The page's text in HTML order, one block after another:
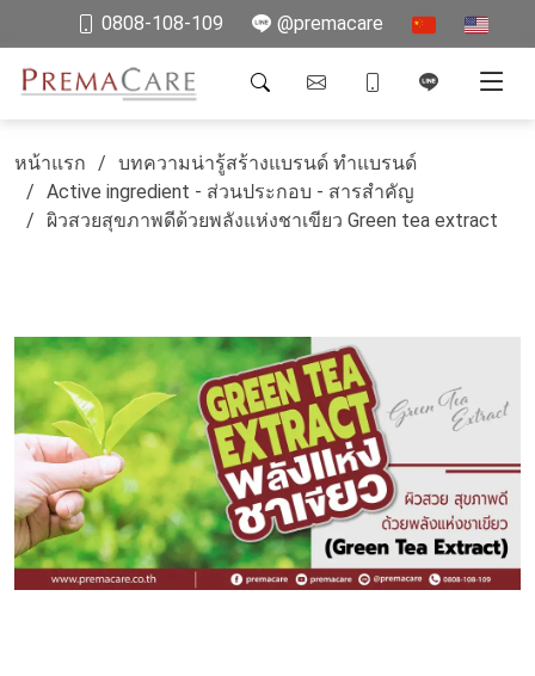
0808-108-109 @premacare
หน้าแรก
บทความน่ารู้สร้างแบรนด์ ทำแบรนด์
Active ingredient - ส่วนประกอบ - สารสำคัญ
ผิวสวยสุขภาพดีด้วยพลังแห่งชาเขียว Green tea extract